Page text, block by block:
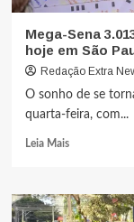
Mega-Sena
hoje em São
Redação Extra
O sonho de se
quarta-feira, com...
Leia Mais